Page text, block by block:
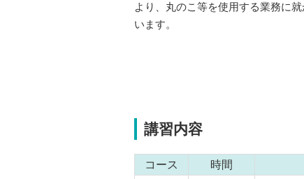
より、丸のこ等を使用する業務に
います。
講習内容
コース 時間